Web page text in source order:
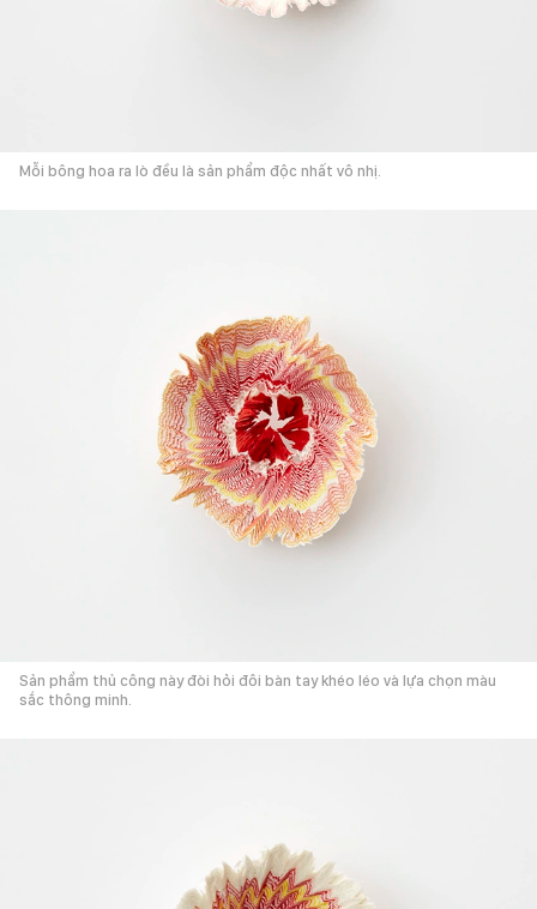
Mỗi bông hoa ra lò đều là sản phẩm độc nhất vô nhị.
Sản phẩm thủ công này đòi hỏi đôi bàn tay khéo léo và lựa chọn màu
sắc thông minh.